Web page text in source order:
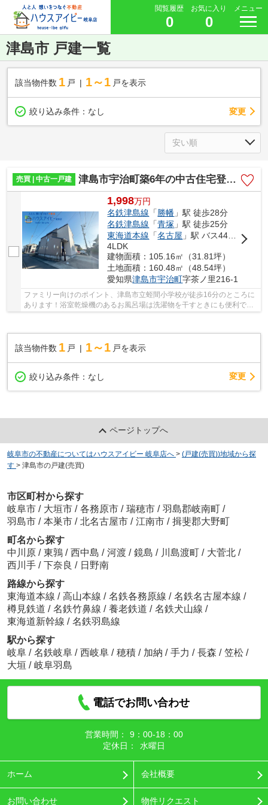
閲覧履歴
0
お気に入り
0
メニュー
津島市 戸建一覧
該当物件数 1 戸 1～1 戸を表示
絞り込み条件： なし 変更
売買 | 中古一戸建 津島市宇治町築6年の中古住宅登場です♪リフォーム済み！お車スペース2台可能！
1,998万円
名鉄津島線 「勝幡 」駅 徒歩28分
名鉄津島線 「青塚 」駅 徒歩25分
東海道本線 「名古屋 」駅 バス44分 「下切（津島市）」 停歩14分
4LDK
建物面積：105.16㎡（31.81坪）
土地面積：160.48㎡（48.54坪）
愛知県津島市宇治町字茶ノ里216-1
ファミリー向けのポイント、津島市立蛭間小学校が徒歩16分のところに
あります！浴室乾燥機のあるお風呂場は洗濯物を干すときにも便利で
該当物件数 1 戸 1～1 戸を表示
絞り込み条件： なし 変更
ページトップへ
岐阜市の不動産についてはハウスアイビー 岐阜店へ > (戸建(売買))地域から探
す > 津島市の戸建(売買)
市区町村から探す
岐阜市 / 大垣市 / 各務原市 / 瑞穂市 / 羽島郡岐南町 /
羽島市 / 本巣市 / 北名古屋市 / 江南市 / 揖斐郡大野町
町名から探す
中川原 / 東鶉 / 西中島 / 河渡 / 鏡島 / 川島渡町 / 大菅北 /
西川手 / 下奈良 / 日野南
路線から探す
東海道本線 / 高山本線 / 名鉄各務原線 / 名鉄名古屋本線 /
樽見鉄道 / 名鉄竹鼻線 / 養老鉄道 / 名鉄犬山線 /
東海道新幹線 / 名鉄羽島線
駅から探す
岐阜 / 名鉄岐阜 / 西岐阜 / 穂積 / 加納 / 手力 / 長森 / 笠松 /
大垣 / 岐阜羽島
電話でお問い合わせ
営業時間：
9：00‐18：00
定休日：
水曜日
ホーム 会社概要
お問い合わせ 物件リクエスト